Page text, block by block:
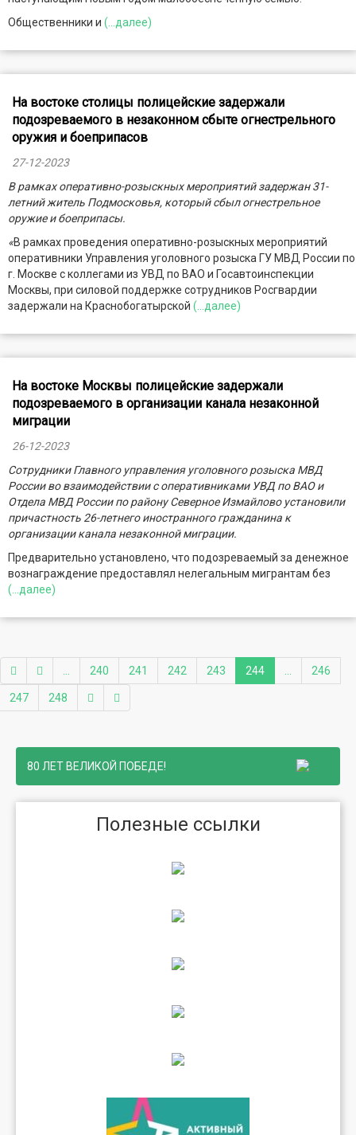
Общественники и (...далее)
На востоке столицы полицейские задержали
подозреваемого в незаконном сбыте огнестрельного
оружия и боеприпасов
27-12-2023
В рамках оперативно-розыскных мероприятий задержан 31-
летний житель Подмосковья, который сбыл огнестрельное
оружие и боеприпасы.
«В рамках проведения оперативно-розыскных мероприятий
оперативники Управления уголовного розыска ГУ МВД России по
г. Москве с коллегами из УВД по ВАО и Госавтоинспекции
Москвы, при силовой поддержке сотрудников Росгвардии
задержали на Краснобогатырской (...далее)
На востоке Москвы полицейские задержали
подозреваемого в организации канала незаконной
миграции
26-12-2023
Сотрудники Главного управления уголовного розыска МВД
России во взаимодействии с оперативниками УВД по ВАО и
Отдела МВД России по району Северное Измайлово установили
причастность 26-летнего иностранного гражданина к
организации канала незаконной миграции.
Предварительно установлено, что подозреваемый за денежное
вознаграждение предоставлял нелегальным мигрантам без
(...далее)
... 240 241 242 243 244 ... 246
247 248
80 ЛЕТ ВЕЛИКОЙ ПОБЕДЕ!
Полезные ссылки